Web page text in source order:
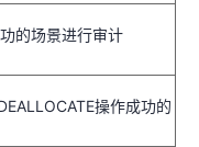
的场景进行审计
操作成功的